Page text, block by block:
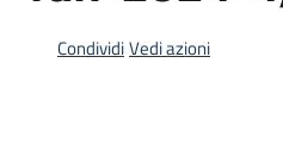
CondividiVedi azioni